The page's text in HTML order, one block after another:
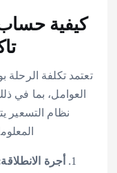
كيفية
تعتمد تكلفة
العوامل، بما في
نظام التسعير
أجرة